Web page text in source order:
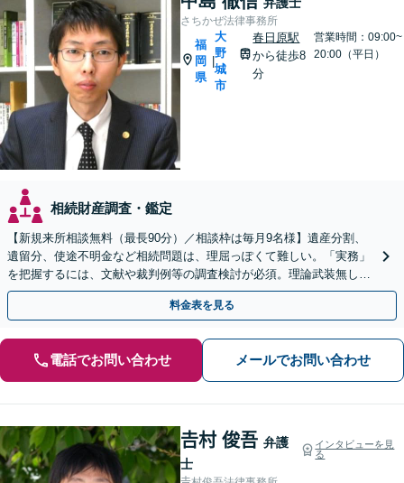
さちかぜ法律事務所
福
岡
県
|
大
野
城
市
春日原駅
から徒歩8
分
営業時間：09:00~
20:00（平日）
相続財産調査・鑑定
【新規来所相談無料（最長90分）／相談枠は毎月9名様】遺産分割、
遺留分、使途不明金など相続問題は、理屈っぽくて難しい。「実務」
を把握するには、文献や裁判例等の調査検討が必須。理論武装無しで
は、闘えません。【駐車場有】
料金表を見る
電話でお問い合わせ メールでお問い合わせ
𠮷村 俊吾 弁護
士
インタビューを見
る